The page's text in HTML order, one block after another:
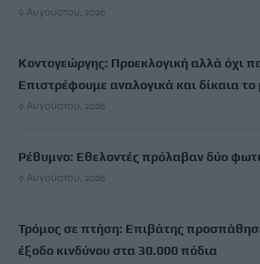
9 Αυγούστου, 2026
Κοντογεώργης: Προεκλογική αλλά όχι
Επιστρέφουμε αναλογικά και δίκαια
9 Αυγούστου, 2026
Ρέθυμνο: Εθελοντές πρόλαβαν δύο
9 Αυγούστου, 2026
Τρόμος σε πτήση: Επιβάτης
έξοδο κινδύνου στα 30.000 πόδια